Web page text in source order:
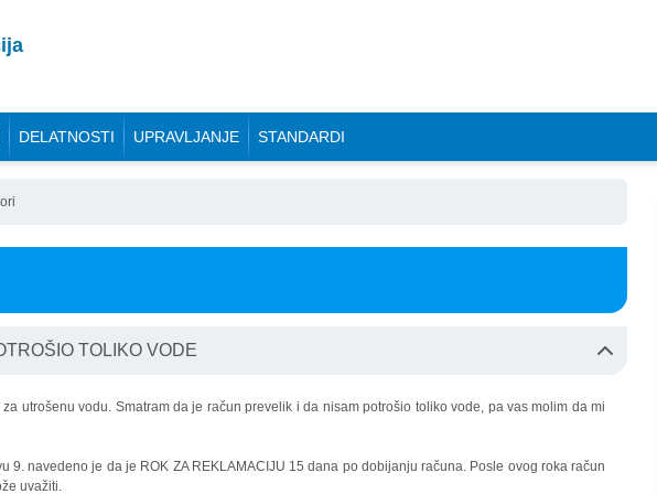
DELATNOSTI UPRAVLJANJE STANDARDI
TOLIKO VODE
utrošenu vodu. Smatram da je račun prevelik i da nisam potrošio toliko vode, pa vas molim da mi
9. navedeno je da je ROK ZA REKLAMACIJU 15 dana po dobijanju računa. Posle ovog roka račun
uvažiti.